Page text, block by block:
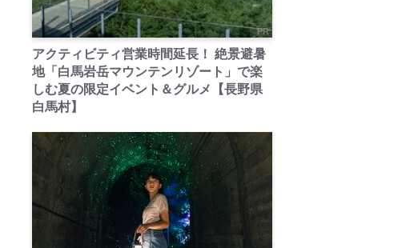
PR
アクティビティ営業時間延長！ 絶景避暑
地「白馬岩岳マウンテンリゾート」で楽
しむ夏の限定イベント＆グルメ【長野県
白馬村】